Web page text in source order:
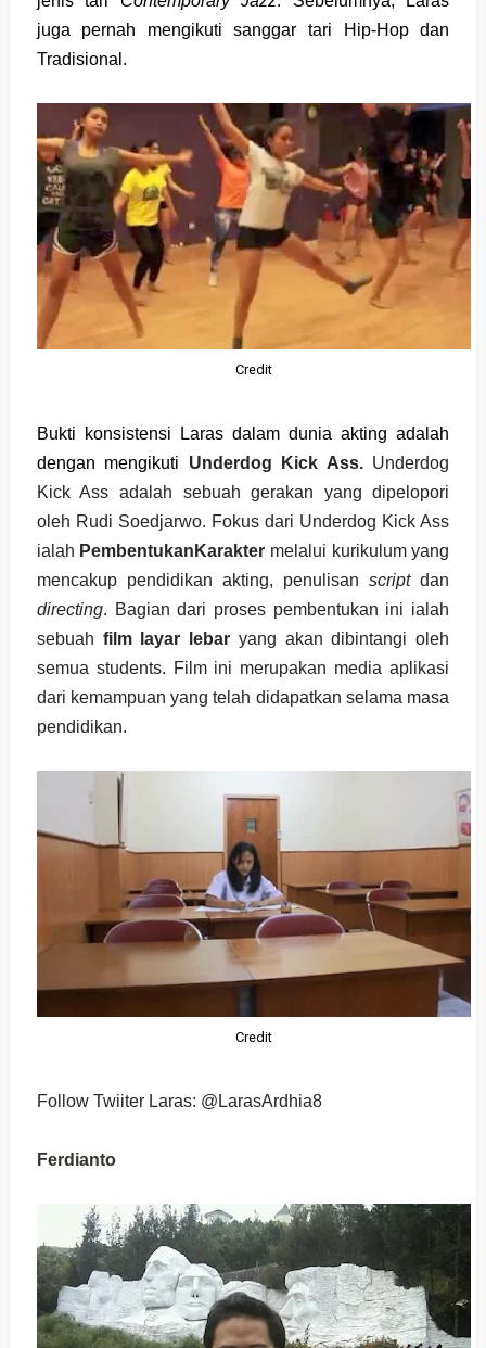
juga pernah mengikuti sanggar tari Hip-Hop dan
Tradisional.
Credit
Bukti konsistensi Laras dalam dunia akting adalah
dengan mengikuti Underdog Kick Ass. Underdog
Kick Ass adalah sebuah gerakan yang dipelopori
oleh Rudi Soedjarwo. Fokus dari Underdog Kick Ass
ialah PembentukanKarakter melalui kurikulum yang
mencakup pendidikan akting, penulisanscriptdan
directing. Bagian dari proses pembentukan ini ialah
sebuah film layar lebar yang akan dibintangi oleh
semua students. Film ini merupakan media aplikasi
dari kemampuan yang telah didapatkan selama masa
pendidikan.
Credit
Follow Twiiter Laras: @LarasArdhia8
Ferdianto